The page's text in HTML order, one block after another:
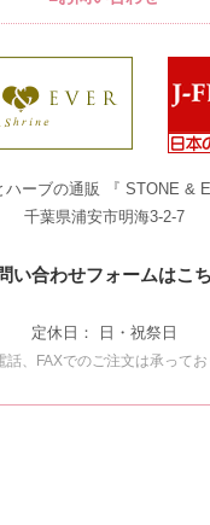
ハーブの通販 『 STONE &
千葉県浦安市明海3-2-7
い合わせフォームはこ
定休日： 日・祝祭日
話、FAXでのご注文は承ってお